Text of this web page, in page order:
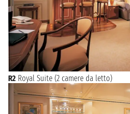
R2 Royal Suite (2 camere da letto)